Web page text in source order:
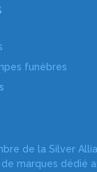
funèbres
de la Silver
marques dédié